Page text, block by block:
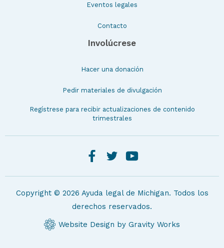
Eventos legales
Contacto
Involúcrese
Hacer una donación
Pedir materiales de divulgación
Regístrese para recibir actualizaciones de contenido
trimestrales
Copyright © 2026 Ayuda legal de Michigan. Todos los
derechos reservados.
Website Design by Gravity Works